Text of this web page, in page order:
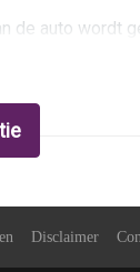
de auto wordt
de V70 vrij
keer pas
mee op
Disclaimer